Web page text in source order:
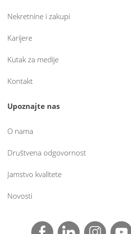
Nekretnine i zakupi
Karijere
Kutak za medije
Kontakt
Upoznajte nas
O nama
Društvena odgovornost
Jamstvo kvalitete
Novosti